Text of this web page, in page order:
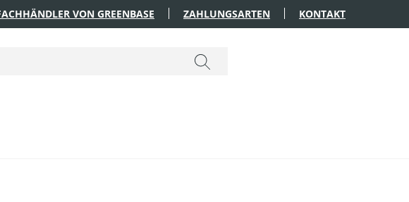
VON GREENBASE ZAHLUNGSARTEN KONTAKT